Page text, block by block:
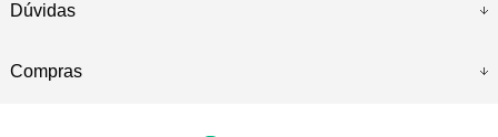
Dúvidas
Compras